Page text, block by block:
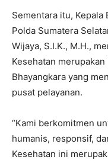
Sementara itu, Kepala
Polda Sumatera
Wijaya, S.I.K., M.H.,
Kesehatan
Bhayangkara yang
pusat pelayanan.
“Kami berkomitmen
humanis, responsif,
Kesehatan ini